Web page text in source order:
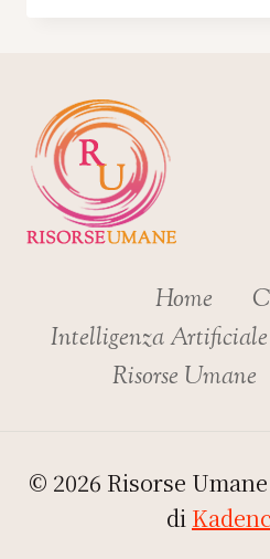
Home
Intelligenza
Risorse Umane
© 2026 Risorse
di